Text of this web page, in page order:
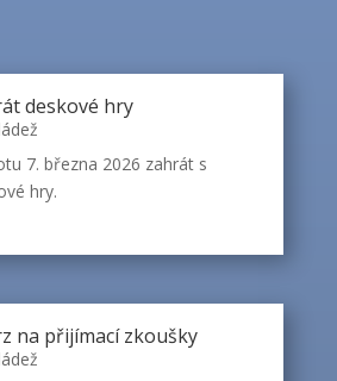
deskové hry
7. března 2026 zahrát s
hry.
na přijímací zkoušky